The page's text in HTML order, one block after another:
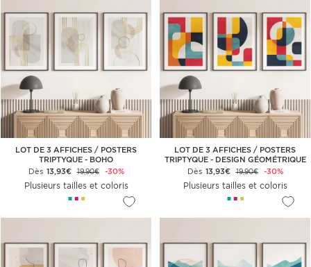
LOT DE 3 AFFICHES / POSTERS
TRIPTYQUE - BOHO
Dès 13,93€ 19,90€ -30%
Plusieurs tailles et coloris
LOT DE 3 AFFICHES / POSTERS
TRIPTYQUE - DESIGN GÉOMÉTRIQUE
Dès 13,93€ 19,90€ -30%
Plusieurs tailles et coloris